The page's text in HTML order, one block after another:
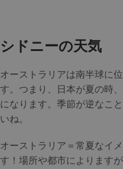
シドニーの天気
オーストラリアは南半球に
す。つまり、日本が夏の時
になります。季節が逆なこ
いね。
オーストラリア＝常夏なイ
す！場所や都市によります